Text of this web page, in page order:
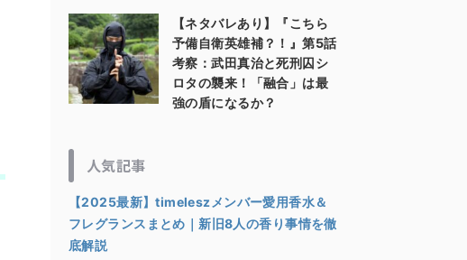
【ネタバレあり】『こちら
予備自衛英雄補？！』第5話
考察：武田真治と死刑囚シ
ロタの襲来！「融合」は最
強の盾になるか？
人気記事
【2025最新】timeleszメンバー愛用香水＆
フレグランスまとめ｜新旧8人の香り事情を徹
底解説